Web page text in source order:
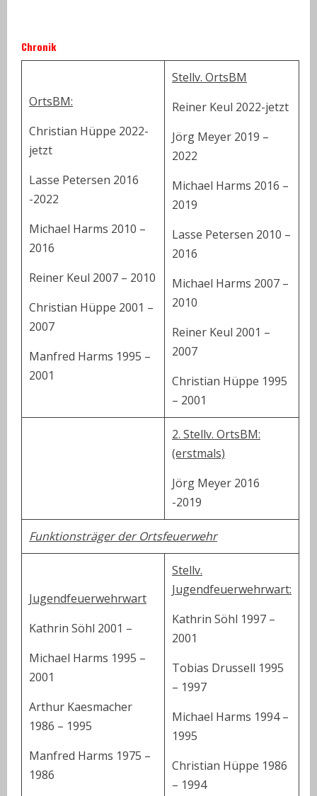
Chronik
OrtsBM:
Christian Hüppe 2022-
jetzt
Lasse Petersen 2016
-2022
Michael Harms 2010 –
2016
Reiner Keul 2007 – 2010
Christian Hüppe 2001 –
2007
Manfred Harms 1995 –
2001
Stellv. OrtsBM
Reiner Keul 2022-jetzt
Jörg Meyer 2019 –
2022
Michael Harms 2016 –
2019
Lasse Petersen 2010 –
2016
Michael Harms 2007 –
2010
Reiner Keul 2001 –
2007
Christian Hüppe 1995
– 2001
2. Stellv. OrtsBM:
(erstmals)
Jörg Meyer 2016
-2019
Funktionsträger der Ortsfeuerwehr
Jugendfeuerwehrwart
Kathrin Söhl 2001 –
Michael Harms 1995 –
2001
Arthur Kaesmacher
1986 – 1995
Manfred Harms 1975 –
1986
Stellv.
Jugendfeuerwehrwart:
Kathrin Söhl 1997 –
2001
Tobias Drussell 1995
– 1997
Michael Harms 1994 –
1995
Christian Hüppe 1986
– 1994